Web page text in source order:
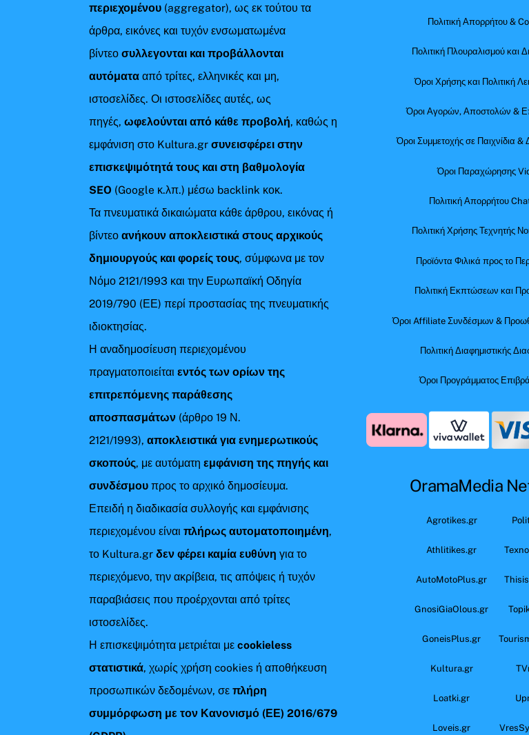
περιεχομένου (aggregator), ως εκ τούτου τα
άρθρα, εικόνες και τυχόν ενσωματωμένα
βίντεοσυλλεγονται και προβάλλονται
αυτόματααπό τρίτες, ελληνικές και μη,
ιστοσελίδες. Οι ιστοσελίδες αυτές, ως
πηγές,ωφελούνται από κάθε προβολή, καθώς η
εμφάνιση στο Kultura.gr συνεισφέρει στην
επισκεψιμότητά τους και στη βαθμολογία
SEO (Google κ.λπ.) μέσω backlink κοκ.
Τα πνευματικά δικαιώματα κάθε άρθρου, εικόνας ή
βίντεοανήκουν αποκλειστικά στους αρχικούς
δημιουργούς και φορείς τους, σύμφωνα με τον
Νόμο 2121/1993 και την Ευρωπαϊκή Οδηγία
2019/790 (ΕΕ) περί προστασίας της πνευματικής
ιδιοκτησίας.
Η αναδημοσίευση περιεχομένου
πραγματοποιείταιεντός των ορίων της
επιτρεπόμενης παράθεσης
αποσπασμάτων (άρθρο 19 Ν.
2121/1993), αποκλειστικά για ενημερωτικούς
σκοπούς, με αυτόματηεμφάνιση της πηγής και
συνδέσμου προς το αρχικό δημοσίευμα.
Επειδή η διαδικασία συλλογής και εμφάνισης
περιεχομένου είναιπλήρως αυτοματοποιημένη,
το Kultura.grδεν φέρει καμία ευθύνη για το
περιεχόμενο, την ακρίβεια, τις απόψεις ή τυχόν
παραβιάσεις που προέρχονται από τρίτες
ιστοσελίδες.
Η επισκεψιμότητα μετριέται μεcookieless
στατιστικά, χωρίς χρήση cookies ή αποθήκευση
προσωπικών δεδομένων, σεπλήρη
συμμόρφωση με τον Κανονισμό (ΕΕ) 2016/679
Πολιτική Απορρήτου &
Πολιτική Πλουραλισμού και
Όροι Χρήσης και Πολιτική
Όροι Αγορών, Αποστολών &
Όροι Συμμετοχής σε Παιχνίδια &
Όροι Παραχώρησης
Πολιτική Απορρήτου
Πολιτική Χρήσης Τεχνητής
Προϊόντα Φιλικά προς το
Πολιτική Εκπτώσεων και
Όροι Affiliate Συνδέσμων &
Πολιτική Διαφημιστικής
Όροι Προγράμματος
OramaMedia
Agrotikes.gr
Athlitikes.gr
AutoMotoPlus.gr
GnosiGiaOlous.gr
GoneisPlus.gr
Kultura.gr
Loatki.gr
Loveis.gr